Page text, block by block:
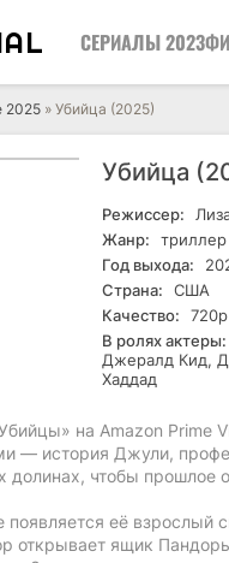
СЕРИАЛЫ 2023
2025 » Убийца (2025)
Убийца
Режиссер:
Жанр:
триллер
Год выхода:
Страна:
США
Качество:
В ролях актеры:
Джералд Кид,
Хаддад
на Amazon Prime
— история Джули,
долинах, чтобы прошлое
её взрослый
открывает ящик